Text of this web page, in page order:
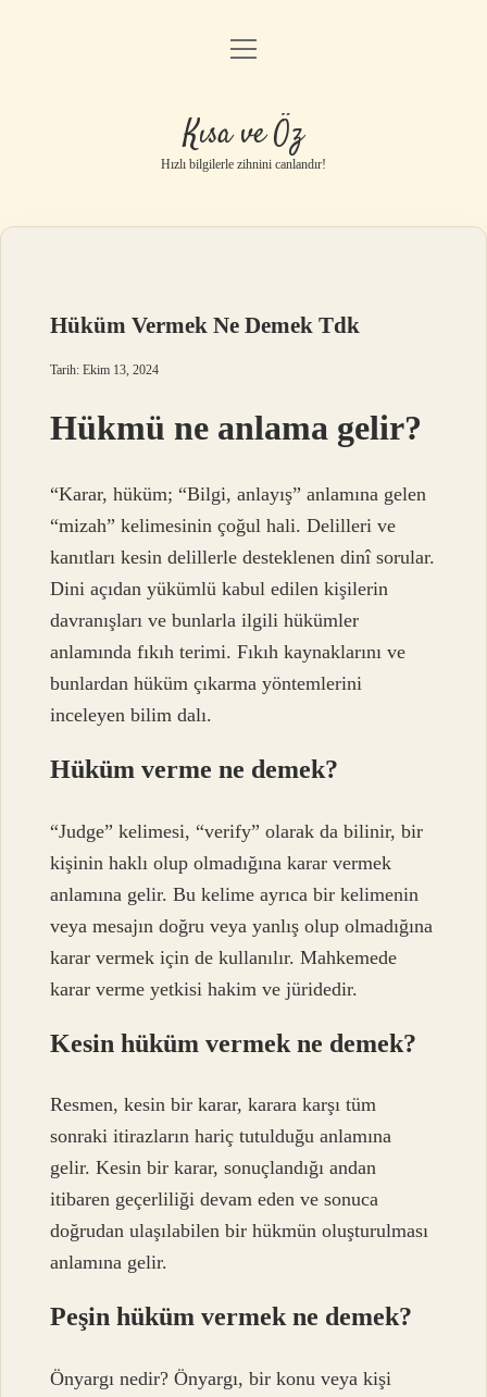
Anasayfa
Gizlilik Politikası
Yasal Uyarı
menüyü
Kısa ve Öz
Hızlı bilgilerle zihnini canlandır!
Hüküm Vermek Ne Demek Tdk
Tarih: Ekim 13, 2024
Hükmü ne anlama gelir?
“Karar, hüküm; “Bilgi, anlayış” anlamına gelen
“mizah” kelimesinin çoğul hali. Delilleri ve
kanıtları kesin delillerle desteklenen dinî sorular.
Dini açıdan yükümlü kabul edilen kişilerin
davranışları ve bunlarla ilgili hükümler
anlamında fıkıh terimi. Fıkıh kaynaklarını ve
bunlardan hüküm çıkarma yöntemlerini
inceleyen bilim dalı.
Hüküm verme ne demek?
“Judge” kelimesi, “verify” olarak da bilinir, bir
kişinin haklı olup olmadığına karar vermek
anlamına gelir. Bu kelime ayrıca bir kelimenin
veya mesajın doğru veya yanlış olup olmadığına
karar vermek için de kullanılır. Mahkemede
karar verme yetkisi hakim ve jüridedir.
Kesin hüküm vermek ne demek?
Resmen, kesin bir karar, karara karşı tüm
sonraki itirazların hariç tutulduğu anlamına
gelir. Kesin bir karar, sonuçlandığı andan
itibaren geçerliliği devam eden ve sonuca
doğrudan ulaşılabilen bir hükmün oluşturulması
anlamına gelir.
Peşin hüküm vermek ne demek?
Önyargı nedir? Önyargı, bir konu veya kişi